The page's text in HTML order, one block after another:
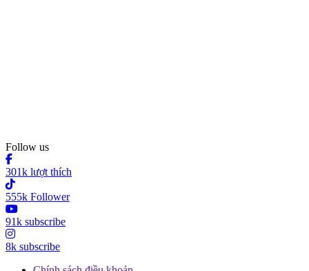
Follow us
301k lượt thích
555k Follower
91k subscribe
8k subscribe